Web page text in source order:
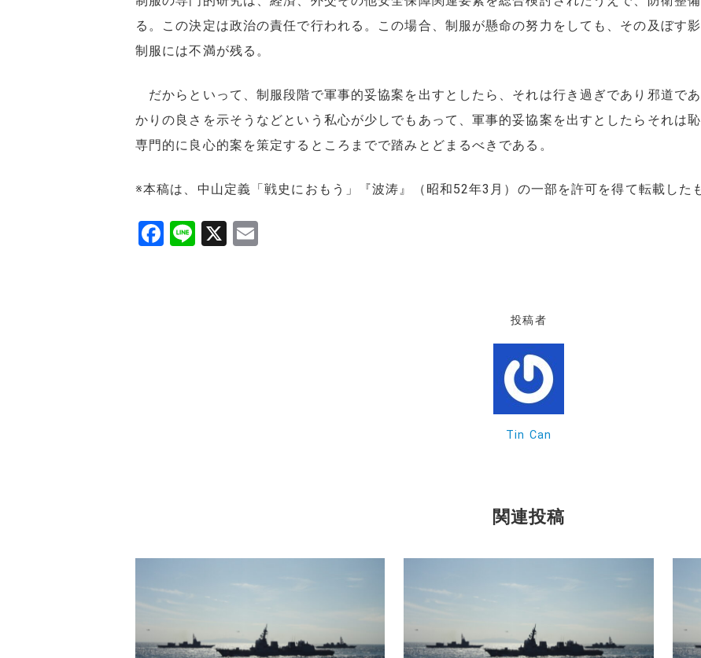
る。この決定は政治の責任で行われる。この場合、制服が懸命の努力をしても、その及ぼす
制服には不満が残る。
だからといって、制服段階で軍事的妥協案を出すとしたら、それは行き過ぎであり邪道で
かりの良さを示そうなどという私心が少しでもあって、軍事的妥協案を出すとしたらそれは
専門的に良心的案を策定するところまでで踏みとどまるべきである。
※本稿は、中山定義「戦史におもう」『波涛』（昭和52年3月）の一部を許可を得て転載した
F
Li X
投稿者
Tin Can
関連投稿